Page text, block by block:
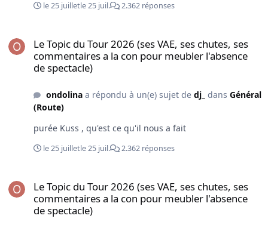
découvert que la France a son Zoetemelk ( surnommé à
entre Pogi et Matthieu , suspense.
le 25 juilletle 25 juil. 2.362 réponses
Le Topic du Tour 2026 (ses VAE, ses chutes, ses
commentaires a la con pour meubler l'absence
de spectacle)
ondolinaa répondu à un(e) sujet de dj_ dans Général
(Route)
purée Kuss , qu'est ce qu'il nous a fait
le 25 juilletle 25 juil. 2.362 réponses
Le Topic du Tour 2026 (ses VAE, ses chutes, ses
commentaires a la con pour meubler l'absence
de spectacle)